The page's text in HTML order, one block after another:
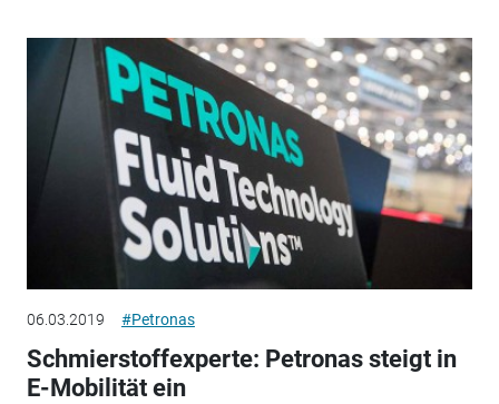
06.03.2019 #Petronas
Schmierstoffexperte: Petronas steigt in
E-Mobilität ein